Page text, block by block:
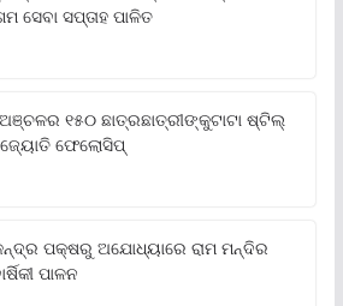
ସେବା ସପ୍ତାହ ପାଳିତ
୧୫୦ ଛାତ୍ରଛାତ୍ରୀଙ୍କୁଟାଟା ଷ୍ଟିଲ୍
ଫେଲୋସିପ୍‌
ପକ୍ଷରୁ ଅଯୋଧ୍ୟାରେ ରାମ ମନ୍ଦିର
ପାଳନ